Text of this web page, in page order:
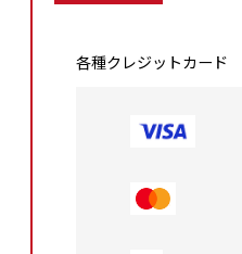
各種クレジットカード